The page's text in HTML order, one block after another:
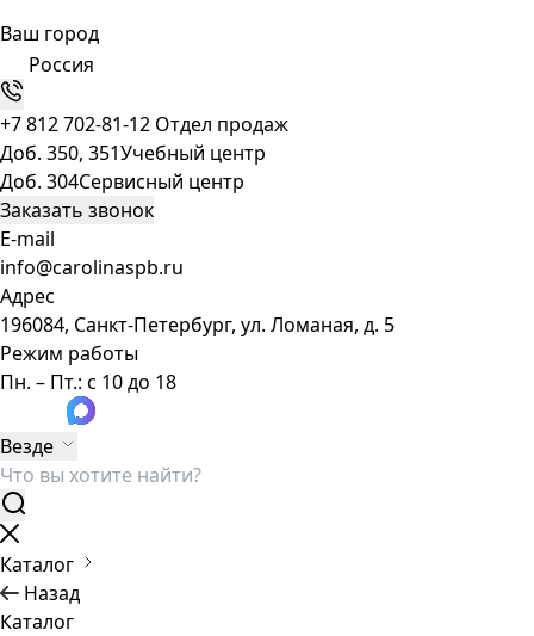
Ваш город
Россия
+7 812 702-81-12 Отдел продаж
Доб. 350, 351Учебный центр
Доб. 304Сервисный центр
Заказать звонок
E-mail
info@carolinaspb.ru
Адрес
196084, Санкт-Петербург, ул. Ломаная, д. 5
Режим работы
Пн. – Пт.: с 10 до 18
Везде
Каталог
Назад
Каталог